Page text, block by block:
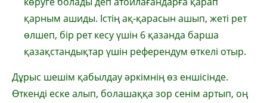
қарным ашиды. Істің ақ-қарасын ашып, жеті рет
өлшеп, бір рет кесу үшін 6 қазанда барша
қазақстандықтар үшін референдум өткелі отыр.
Дұрыс шешім қабылдау әркімнің өз еншісінде.
Өткенді еске алып, болашаққа зор сенім артып, оң